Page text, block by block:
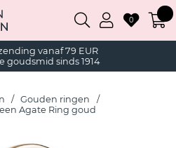
vanaf 79 EUR
goudsmid sinds 1914
0
Gouden ringen
Agate Ring goud